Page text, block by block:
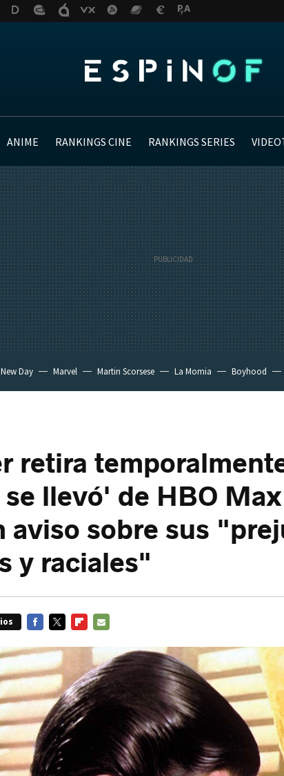
ANIME RANKINGS CINE RANKINGS SERIES
Day Marvel Martin Scorsese La Momia Boyhood
retira
llevó' de HBO
aviso sobre sus
y raciales"
MAIL